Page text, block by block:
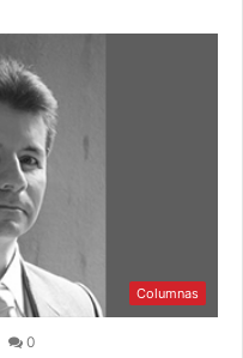
Columnas
0